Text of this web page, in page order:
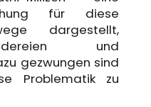
für diese
dargestellt,
und
gezwungen sind
Problematik zu